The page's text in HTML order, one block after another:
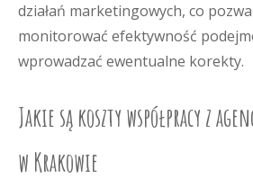
działań marketingowych, co
monitorować efektywność
wprowadzać ewentualne korekty.
Jakie są koszty współpracy z
w Krakowie